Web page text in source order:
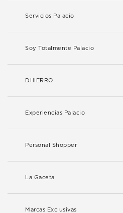
Servicios Palacio
Soy Totalmente Palacio
DHIERRO
Experiencias Palacio
Personal Shopper
La Gaceta
Marcas Exclusivas